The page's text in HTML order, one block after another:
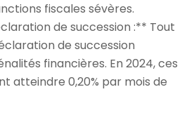
fiscales sévères.
de succession :** Tout
de succession
financières. En 2024, ces
atteindre 0,20% par mois de